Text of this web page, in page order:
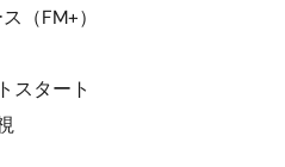
（FM+）
スタート